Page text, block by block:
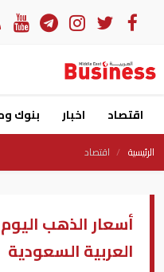
اقتصاد اخبار بنوك
الرئيسية اقتصاد
أسعار الذهب
العربية السعودية